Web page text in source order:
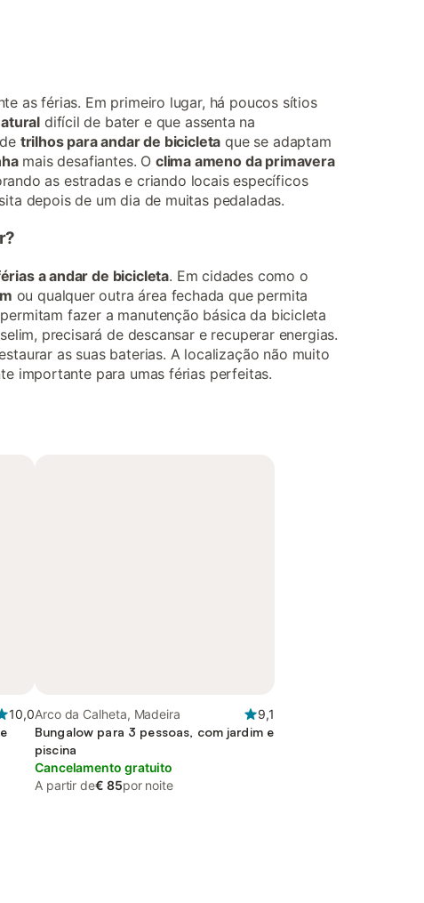
as férias. Em primeiro lugar, há poucos sítios
difícil de bater e que assenta na
trilhos para andar de bicicleta que se adaptam
mais desafiantes. O clima ameno da primavera
as estradas e criando locais específicos
depois de um dia de muitas pedaladas.
a andar de bicicleta. Em cidades como o
ou qualquer outra área fechada que permita
fazer a manutenção básica da bicicleta
precisará de descansar e recuperar energias.
as suas baterias. A localização não muito
importante para umas férias perfeitas.
10,0Arco da Calheta, Madeira
9,1
Bungalow para 3 pessoas, com jardim e
piscina
Cancelamento gratuito
A partir de€ 85por noite